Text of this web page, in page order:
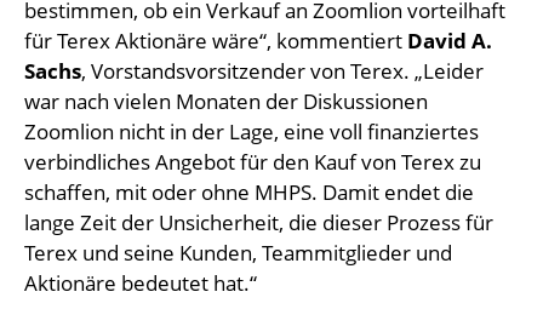
bestimmen, ob ein Verkauf an Zoomlion vorteilhaft
für Terex Aktionäre wäre“, kommentiert David A.
Sachs, Vorstandsvorsitzender von Terex. „Leider
war nach vielen Monaten der Diskussionen
Zoomlion nicht in der Lage, eine voll finanziertes
verbindliches Angebot für den Kauf von Terex zu
schaffen, mit oder ohne MHPS. Damit endet die
lange Zeit der Unsicherheit, die dieser Prozess für
Terex und seine Kunden, Teammitglieder und
Aktionäre bedeutet hat.“